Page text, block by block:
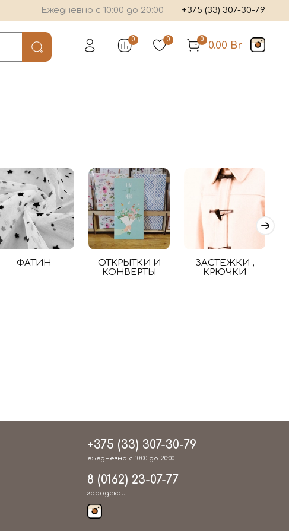
Ежедневно с 10:00 до 20:00 +375 (33) 307-30-79
0 0 0
0.00 Br
ФАТИН
ОТКРЫТКИ И
КОНВЕРТЫ
ЗАСТЕЖКИ ,
КРЮЧКИ
+375 (33) 307-30-79
ежедневно с 10:00 до 20:00
8 (0162) 23-07-77
городской